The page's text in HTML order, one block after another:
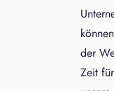
der
Zeit